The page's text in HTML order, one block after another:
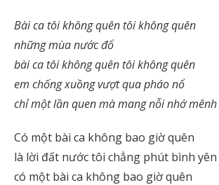
Bài ca tôi không quên tôi không quên
những mùa nước đổ
bài ca tôi không quên tôi không quên
em chống xuồng vượt qua pháo nổ
chỉ một lần quen mà mang nỗi nhớ
Có một bài ca không bao giờ quên
là lời đất nước tôi chẳng phút bình yên
có một bài ca không bao giờ quên